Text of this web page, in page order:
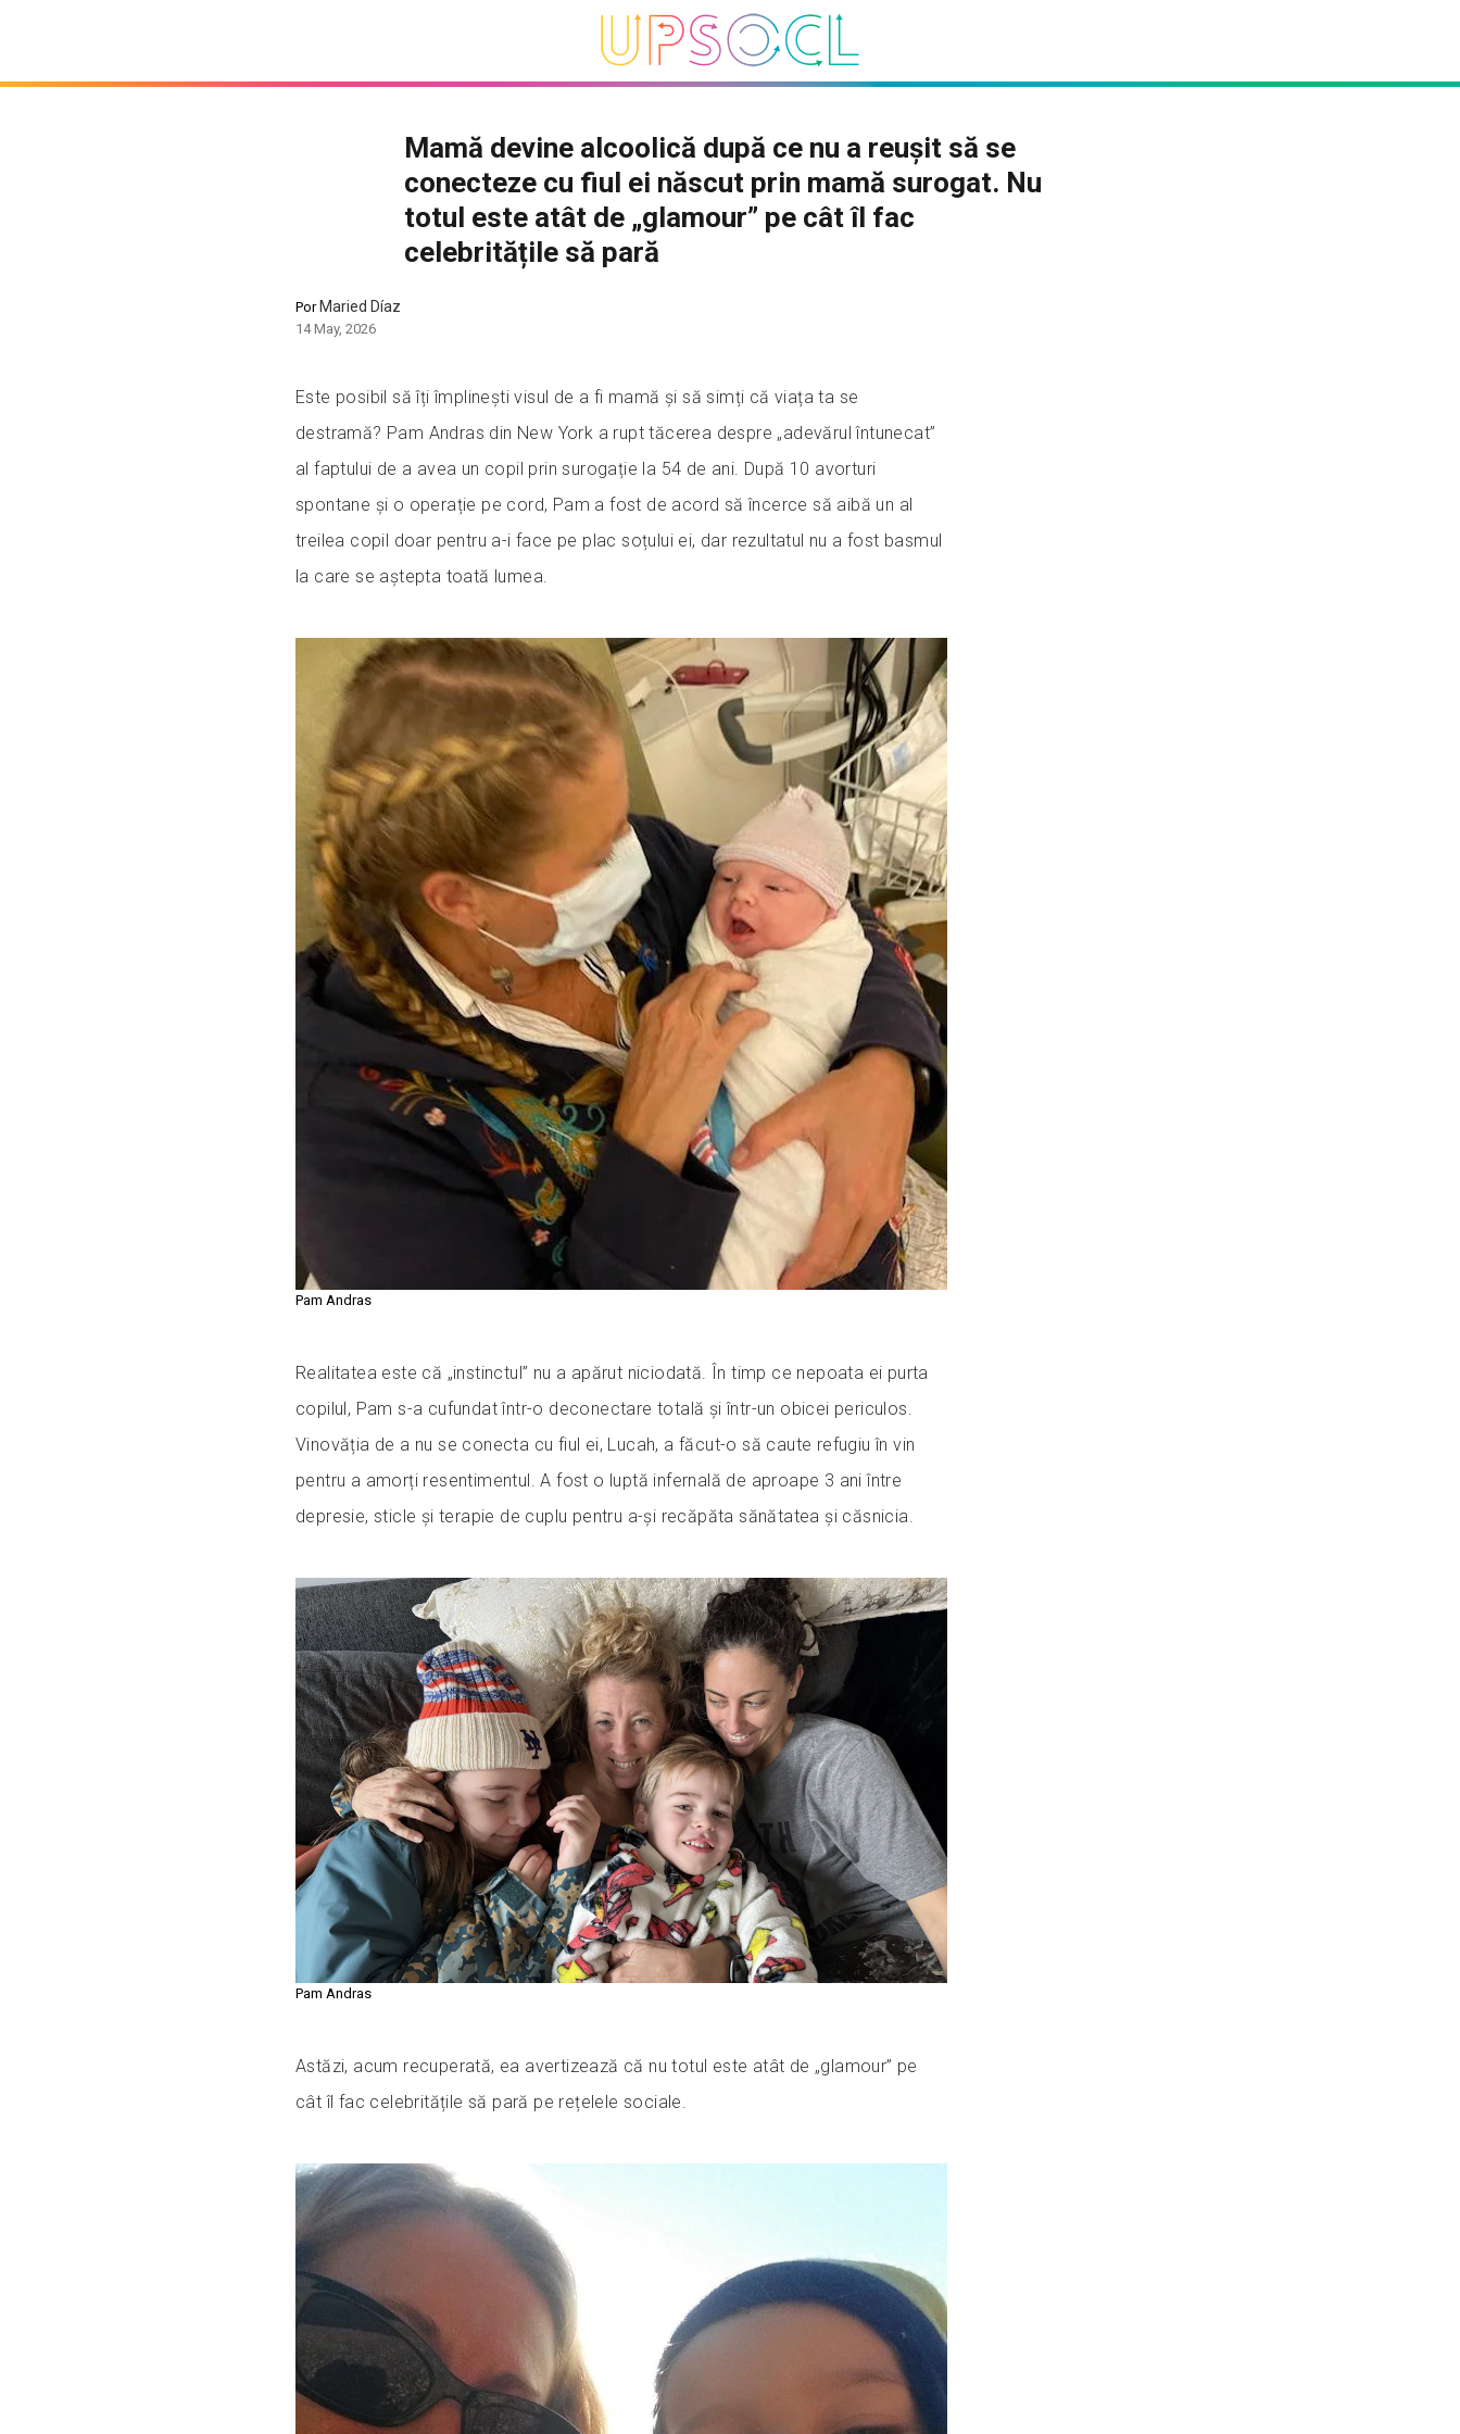
Mamă devine alcoolică după ce nu a reușit să se
conecteze cu fiul ei născut prin mamă surogat. Nu
totul este atât de „glamour” pe cât îl fac
celebritățile să pară
PorMaried Díaz
14 May, 2026
Este posibil să îți împlinești visul de a fi mamă și să simți că viața ta se
destramă? Pam Andras din New York a rupt tăcerea despre „adevărul întunecat”
al faptului de a avea un copil prin surogație la 54 de ani. După 10 avorturi
spontane și o operație pe cord, Pam a fost de acord să încerce să aibă un al
treilea copil doar pentru a-i face pe plac soțului ei, dar rezultatul nu a fost basmul
la care se aștepta toată lumea.
Pam Andras
Realitatea este că „instinctul” nu a apărut niciodată. În timp ce nepoata ei purta
copilul, Pam s-a cufundat într-o deconectare totală și într-un obicei periculos.
Vinovăția de a nu se conecta cu fiul ei, Lucah, a făcut-o să caute refugiu în vin
pentru a amorți resentimentul. A fost o luptă infernală de aproape 3 ani între
depresie, sticle și terapie de cuplu pentru a-și recăpăta sănătatea și căsnicia.
Pam Andras
Astăzi, acum recuperată, ea avertizează că nu totul este atât de „glamour” pe
cât îl fac celebritățile să pară pe rețelele sociale.